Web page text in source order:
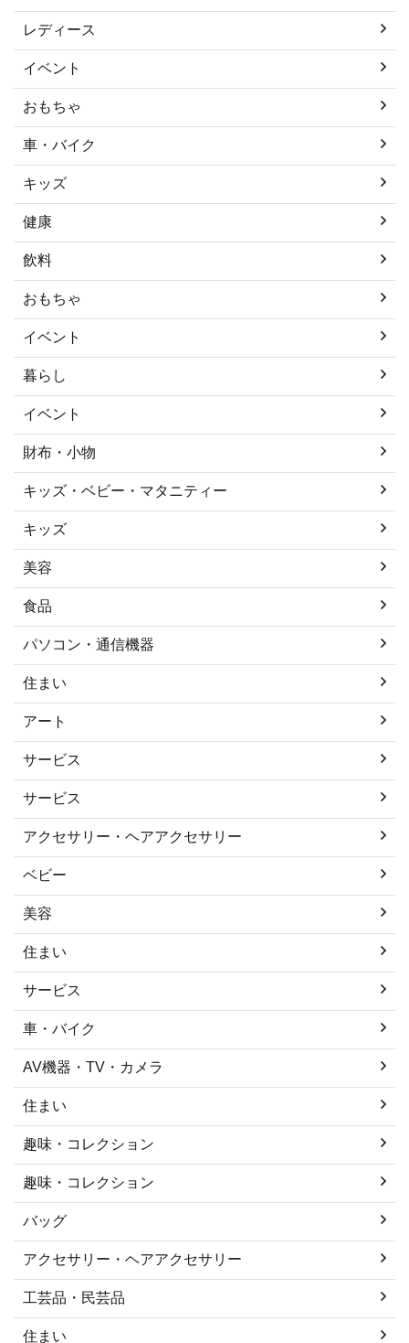
レディース
イベント
おもちゃ
車・バイク
キッズ
健康
飲料
おもちゃ
イベント
暮らし
イベント
財布・小物
キッズ・ベビー・マタニティー
キッズ
美容
食品
パソコン・通信機器
住まい
アート
サービス
サービス
アクセサリー・ヘアアクセサリー
ベビー
美容
住まい
サービス
車・バイク
AV機器・TV・カメラ
住まい
趣味・コレクション
趣味・コレクション
バッグ
アクセサリー・ヘアアクセサリー
工芸品・民芸品
住まい